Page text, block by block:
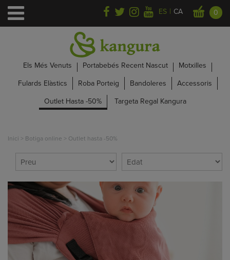
ES | CA 0
Els Més Venuts Portabebés Recent Nascut
Motxilles
Fulards Elàstics
Roba Porteig Bandoleres
Accessoris
Outlet Hasta -50%
Targeta Regal Kangura
Inici > Botiga online > Outlet hasta -50%